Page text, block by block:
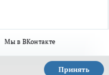
Мы в ВКонтакте
Принять